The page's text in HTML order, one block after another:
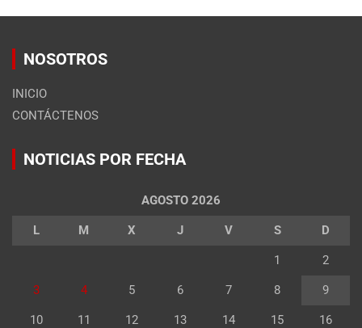
NOSOTROS
INICIO
CONTÁCTENOS
NOTICIAS POR FECHA
AGOSTO 2026
L M X J V S D
1 2
3 4 5 6 7 8 9
10 11 12 13 14 15 16